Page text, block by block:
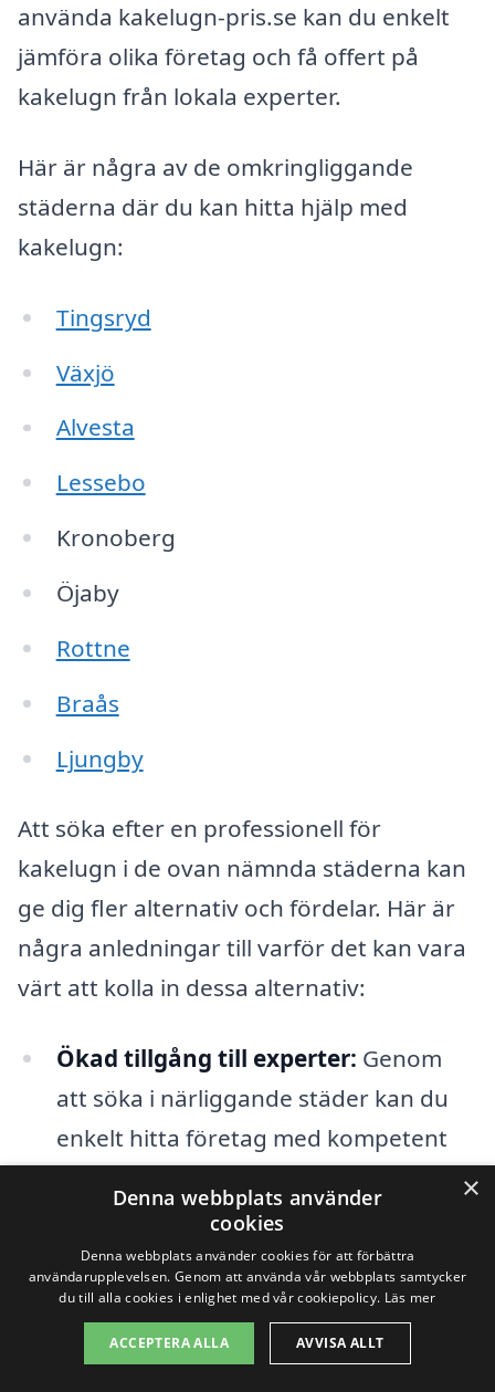
använda kakelugn-pris.se kan du enkelt
jämföra olika företag och få offert på
kakelugn från lokala experter.
Här är några av de omkringliggande
städerna där du kan hitta hjälp med
kakelugn:
Tingsryd
Växjö
Alvesta
Lessebo
Kronoberg
Öjaby
Rottne
Braås
Ljungby
Att söka efter en professionell för
kakelugn i de ovan nämnda städerna kan
ge dig fler alternativ och fördelar. Här är
några anledningar till varför det kan vara
värt att kolla in dessa alternativ:
Ökad tillgång till experter: Genom
att söka i närliggande städer kan du
enkelt hitta företag med kompetent
installation och reparation av
kakelugnar.
Konkurrenspriser:Flera
offertförfrågningar ger dig möjlighet
×
Denna webbplats använder
cookies
Denna webbplats använder cookies för att förbättra
användarupplevelsen. Genom att använda vår webbplats samtycker
du till alla cookies i enlighet med vår cookiepolicy. Läs mer
ACCEPTERA ALLA AVVISA ALLT